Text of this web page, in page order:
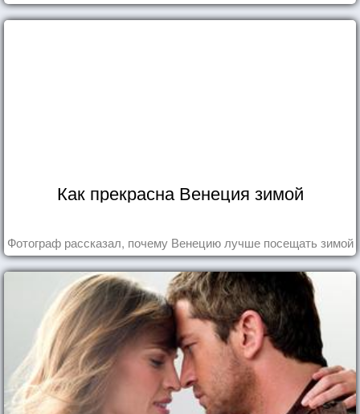
Как прекрасна Венеция зимой
Фотограф рассказал, почему Венецию лучше посещать зимой